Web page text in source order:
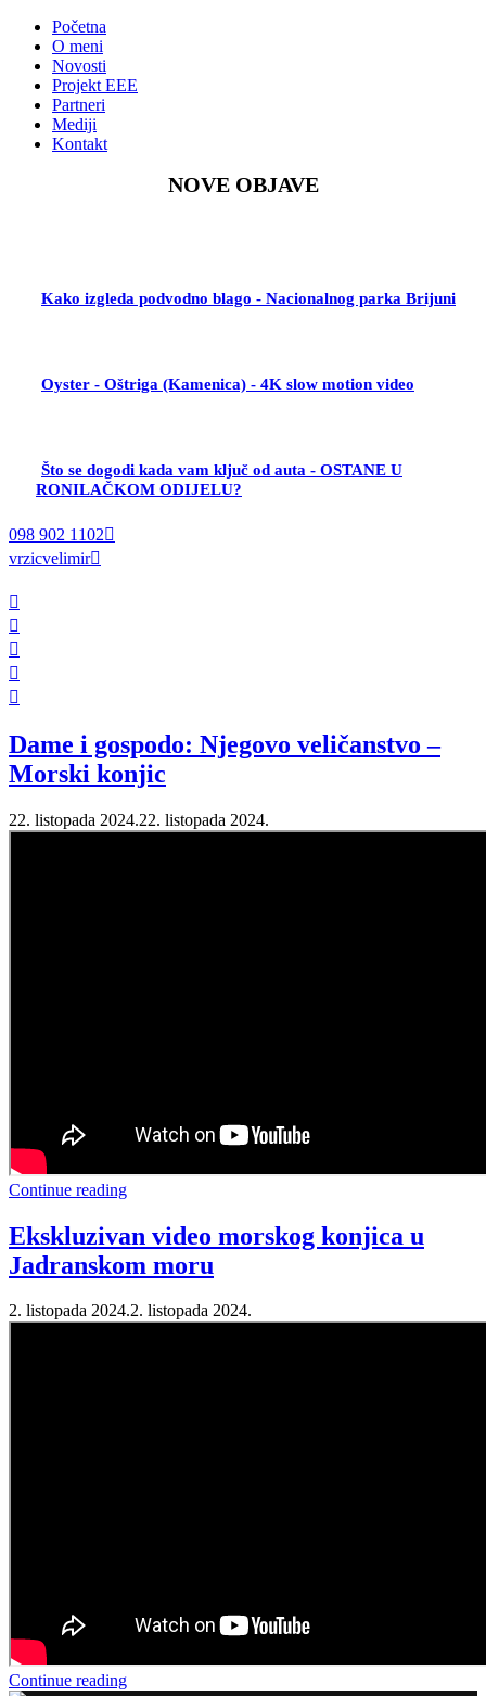
Skip
content
Početna
O meni
Novosti
Projekt EEE
Partneri
Mediji
Kontakt
NOVE OBJAVE
Kako izgleda podvodno blago - Nacionalnog parka Brijuni
Oyster - Oštriga (Kamenica) - 4K slow motion video
Što se dogodi kada vam ključ od auta - OSTANE U
RONILAČKOM ODIJELU?
098 902 1102
vrzicvelimir
Dame i gospodo: Njegovo veličanstvo –
Morski konjic
22. listopada 2024.22. listopada 2024.
Continue reading
Ekskluzivan video morskog konjica u
Jadranskom moru
2. listopada 2024.2. listopada 2024.
Continue reading